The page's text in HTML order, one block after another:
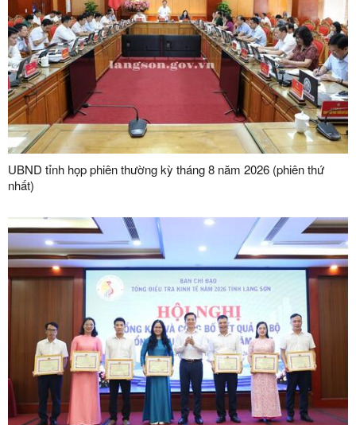
UBND tỉnh họp phiên thường kỳ tháng 8 năm 2026 (phiên thứ
nhất)